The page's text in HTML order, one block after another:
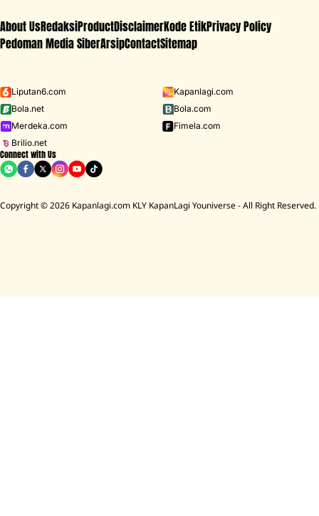
About UsRedaksiProductDisclaimerKode EtikPrivacy Policy
Pedoman Media SiberArsipContactSitemap
Liputan6.com
Kapanlagi.com
Bola.net
Bola.com
Merdeka.com
Fimela.com
Brilio.net
Connect with Us
Copyright © 2026 Kapanlagi.com KLY KapanLagi Youniverse - All Right Reserved.